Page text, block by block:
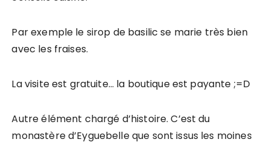
Par exemple le sirop de basilic se marie très bien
avec les fraises.
La visite est gratuite… la boutique est payante ;=D
Autre élément chargé d’histoire. C’est du
monastère d’Eyguebelle que sont issus les moines